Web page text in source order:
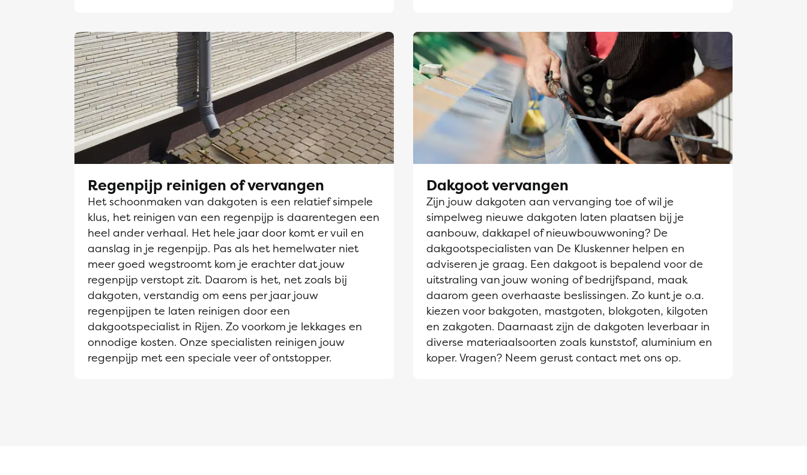
Regenpijp reinigen of vervangen
Het schoonmaken van dakgoten is een relatief simpele
klus, het reinigen van een regenpijp is daarentegen een
heel ander verhaal. Het hele jaar door komt er vuil en
aanslag in je regenpijp. Pas als het hemelwater niet
meer goed wegstroomt kom je erachter dat jouw
regenpijp verstopt zit. Daarom is het, net zoals bij
dakgoten, verstandig om eens per jaar jouw
regenpijpen te laten reinigen door een
dakgootspecialist in Rijen. Zo voorkom je lekkages en
onnodige kosten. Onze specialisten reinigen jouw
regenpijp met een speciale veer of ontstopper.
Dakgoot vervangen
Zijn jouw dakgoten aan vervanging toe of wil je
simpelweg nieuwe dakgoten laten plaatsen bij je
aanbouw, dakkapel of nieuwbouwwoning? De
dakgootspecialisten van De Kluskenner helpen en
adviseren je graag. Een dakgoot is bepalend voor de
uitstraling van jouw woning of bedrijfspand, maak
daarom geen overhaaste beslissingen. Zo kunt je o.a.
kiezen voor bakgoten, mastgoten, blokgoten, kilgoten
en zakgoten. Daarnaast zijn de dakgoten leverbaar in
diverse materiaalsoorten zoals kunststof, aluminium en
koper. Vragen? Neem gerust contact met ons op.